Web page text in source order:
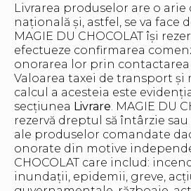
Livrarea produselor are o arie
națională și, astfel, se va face
MAGIE DU CHOCOLAT își
efectueze confirmarea
onorarea lor prin contactarea
Valoarea taxei de transport și
calcul a acesteia este
secțiunea Livrare . MAGIE DU
rezervă dreptul să întârzie sau
ale produselor comandate
onorate din motive
CHOCOLAT care includ:
inundații, epidemii, greve,